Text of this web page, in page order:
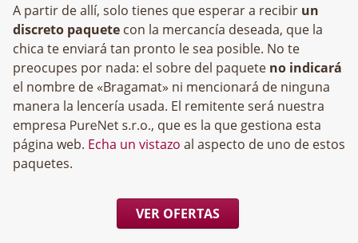
A partir de allí, solo tienes que esperar a recibir un
discreto paquete con la mercancía deseada, que la
chica te enviará tan pronto le sea posible. No te
preocupes por nada: el sobre del paquete no indicará
el nombre de «Bragamat» ni mencionará de ninguna
manera la lencería usada. El remitente será nuestra
empresa
, que es la que gestiona esta
página web. Echa un vistazo al aspecto de uno de estos
paquetes.
VER OFERTAS